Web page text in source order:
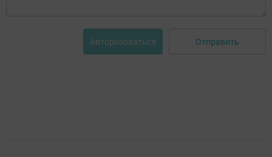
Авторизоваться Отправить